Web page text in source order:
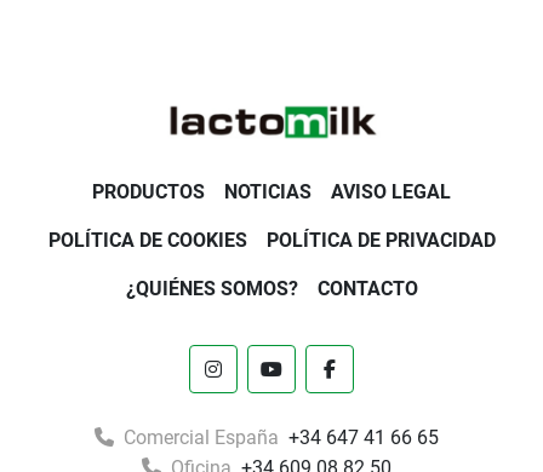
PRODUCTOS NOTICIAS AVISO LEGAL
POLÍTICA DE COOKIES POLÍTICA DE PRIVACIDAD
¿QUIÉNES SOMOS? CONTACTO
instagramyoutubefacebook
Comercial España +34 647 41 66 65